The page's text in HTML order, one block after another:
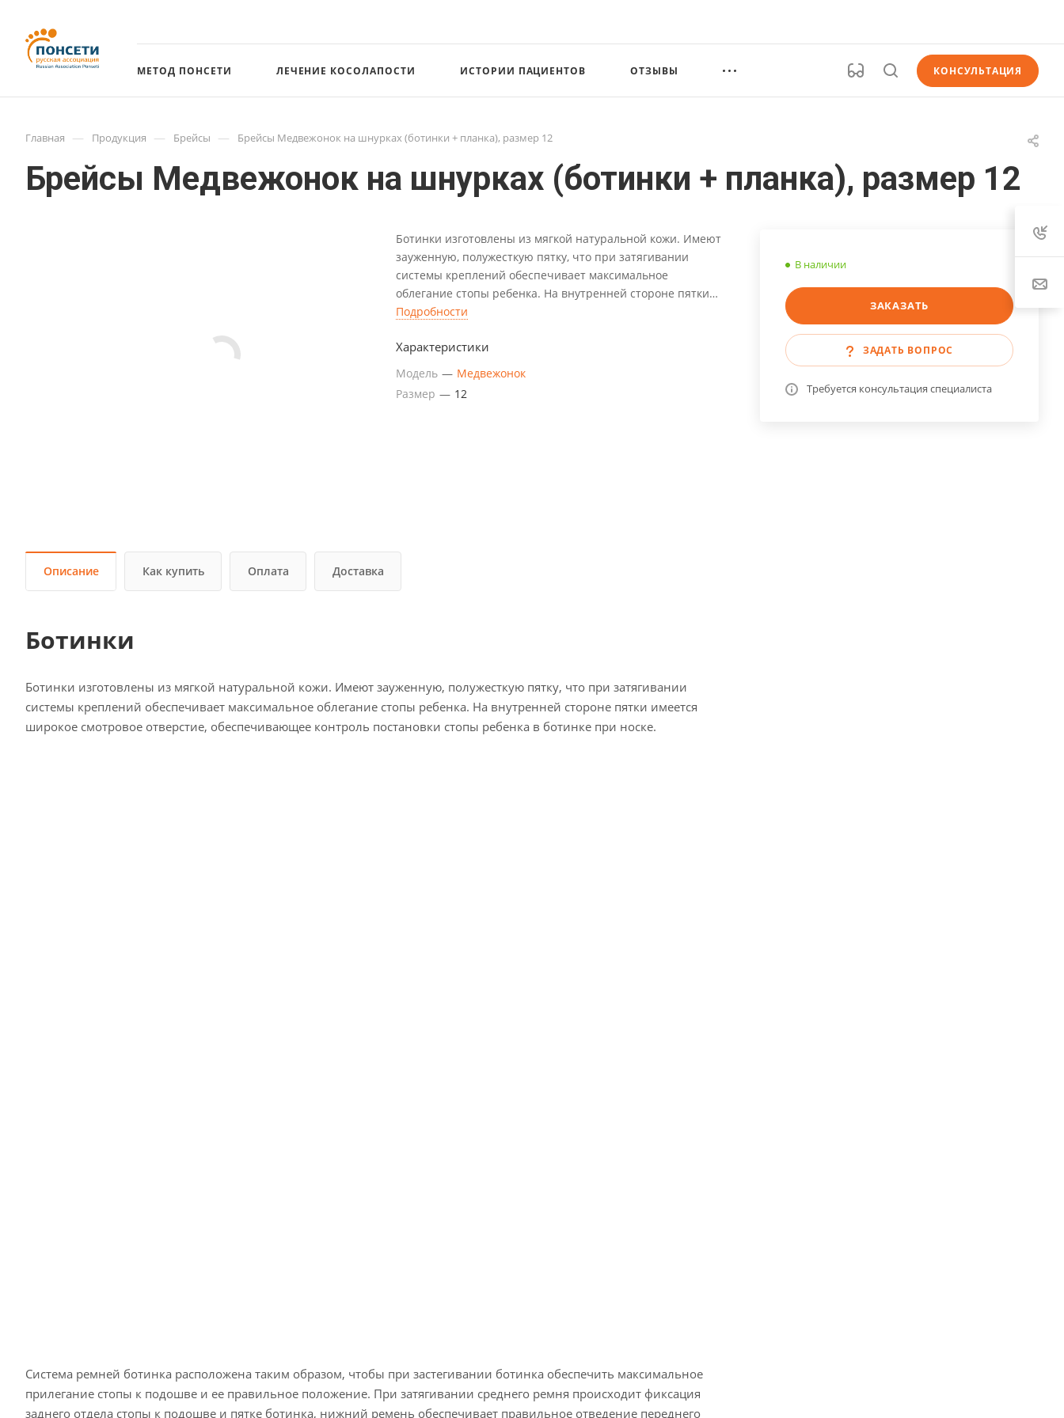
МЕТОД ПОНСЕТИ ЛЕЧЕНИЕ КОСОЛАПОСТИ ИСТОРИИ ПАЦИЕНТОВ ОТЗЫВЫ КОНСУЛЬТАЦИЯ
Главная — Продукция — Брейсы — Брейсы Медвежонок на шнурках (ботинки + планка), размер 12
Брейсы Медвежонок на шнурках (ботинки + планка), размер 12
В наличии
ЗАКАЗАТЬ
ЗАДАТЬ ВОПРОС
Требуется консультация специалиста
Ботинки изготовлены из мягкой натуральной кожи. Имеют
зауженную, полужесткую пятку, что при затягивании
системы креплений обеспечивает максимальное
облегание стопы ребенка. На внутренней стороне пятки
имеется широкое смотровое отверстие, обеспечивающее
Подробности
Характеристики
Модель — Медвежонок
Размер — 12
Описание Как купить Оплата Доставка
Ботинки
Ботинки изготовлены из мягкой натуральной кожи. Имеют зауженную, полужесткую пятку, что при затягивании
системы креплений обеспечивает максимальное облегание стопы ребенка. На внутренней стороне пятки имеется
широкое смотровое отверстие, обеспечивающее контроль постановки стопы ребенка в ботинке при носке.
Система ремней ботинка расположена таким образом, чтобы при застегивании ботинка обеспечить максимальное
прилегание стопы к подошве и ее правильное положение. При затягивании среднего ремня происходит фиксация
заднего отдела стопы к подошве и пятке ботинка, нижний ремень обеспечивает правильное отведение переднего